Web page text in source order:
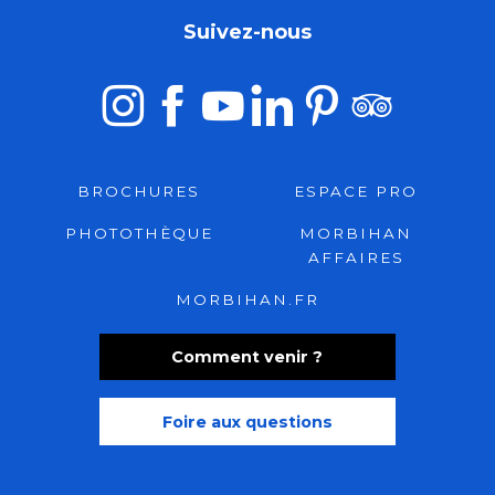
Comment venir ?
Foire aux questions
Suivez-nous
BROCHURES ESPACE PRO
PHOTOTHÈQUE
MORBIHAN
AFFAIRES
MORBIHAN.FR